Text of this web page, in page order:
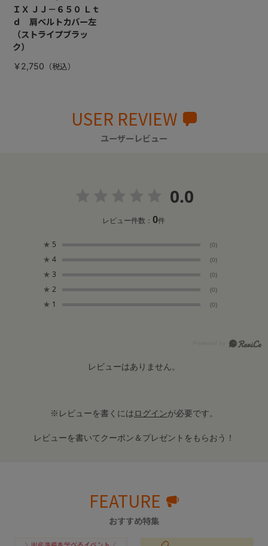
ＩＸ ＪＪ－６５０ Ｌｔ
ｄ 肩ベルトカバー左
（ストライプブラッ
ク）
￥2,750
USER REVIEW
ユーザーレビュー
0.0
レビュー件数：0件
★ 5 (0)
★ 4 (0)
★ 3 (0)
★ 2 (0)
★ 1 (0)
レビューはありません。
※レビューを書くにはログインが必要です。
レビューを書いてクーポン＆プレゼントをもらおう！
FEATURE
おすすめ特集